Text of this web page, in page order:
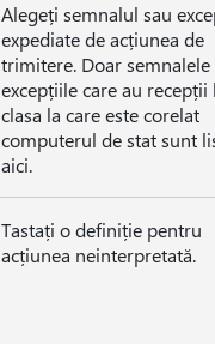
Alegeți semnalul sau
expediate de acțiunea de
trimitere. Doar semnalele
excepțiile care au recepții
clasa la care este corelat
computerul de stat sunt
aici.
Tastați o definiție pentru
acțiunea neinterpretată.